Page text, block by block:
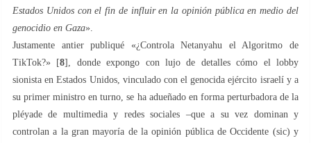
Estados Unidos con el fin de influir en la opinión pública en medio del
genocidio en Gaza».
Justamente antier publiqué «¿Controla Netanyahu el Algoritmo de
TikTok?» [8], donde expongo con lujo de detalles cómo el lobby
sionista en Estados Unidos, vinculado con el genocida ejército israelí y a
su primer ministro en turno, se ha adueñado en forma perturbadora de la
pléyade de multimedia y redes sociales –que a su vez dominan y
controlan a la gran mayoría de la opinión pública de Occidente (sic) y